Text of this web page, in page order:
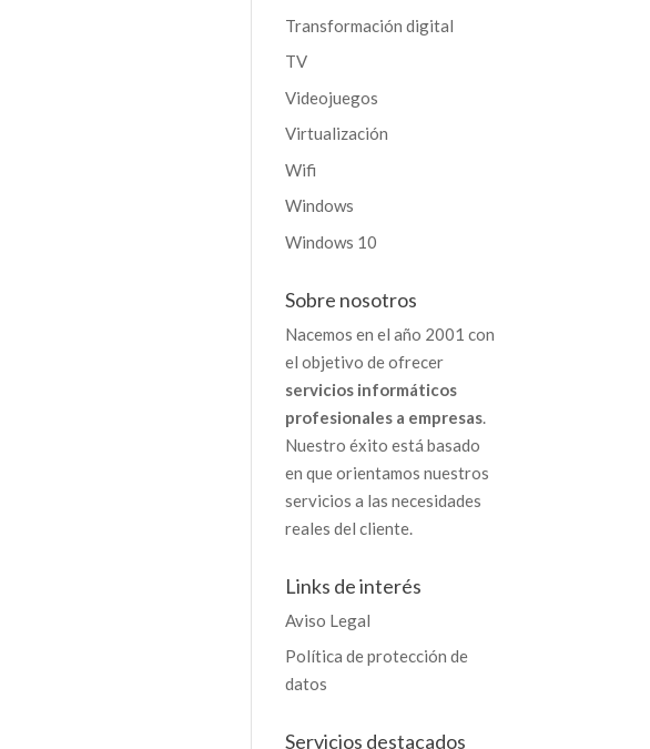
Transformación digital
TV
Videojuegos
Virtualización
Wifi
Windows
Windows 10
Sobre nosotros
Nacemos en el año 2001 con
el objetivo de ofrecer
servicios informáticos
profesionales a empresas
Nuestro éxito está basado
en que orientamos nuestros
servicios a las necesidades
reales del cliente.
Links de interés
Aviso Legal
Política de protección de
datos
Servicios destacados